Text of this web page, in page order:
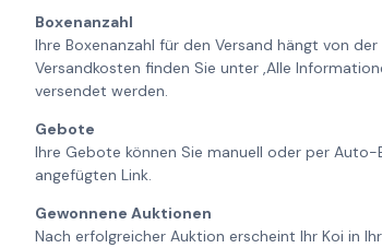
Boxenanzahl
Ihre Boxenanzahl für den Versand hängt von
Versandkosten finden Sie unter ‚Alle
versendet werden.
Gebote
Ihre Gebote können Sie manuell oder per
angefügten Link.
Gewonnene Auktionen
Nach erfolgreicher Auktion erscheint Ihr Koi in